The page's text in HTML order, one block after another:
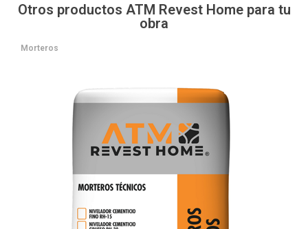
Morteros
Otros productos ATM Revest Home para tu
obra